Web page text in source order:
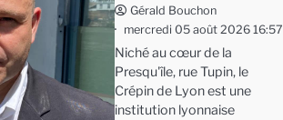
Gérald Bouchon
mercredi 05 août 2026 16:57
Niché au cœur de la
Presqu'île, rue Tupin, le
Crépin de Lyon est une
institution lyonnaise